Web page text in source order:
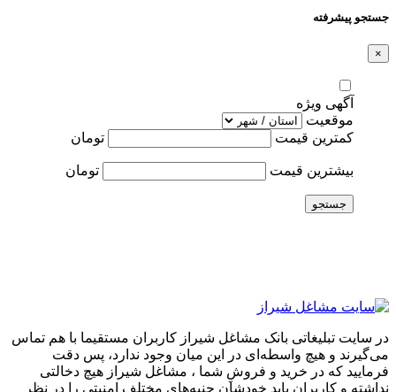
جستجو پیشرفته
×
آگهی ویژه
موقعیت
کمترین قیمت
تومان
بیشترین قیمت تومان
جستجو
در سایت تبلیغاتی بانک مشاغل شیراز کاربران مستقیما با هم تماس
می‌گیرند و هیچ واسطه‌ای در این میان وجود ندارد، پس دقت
فرمایید که در خرید و فروشِ شما ، مشاغل شیراز هیچ دخالتی
نداشته و کاربران باید خودشان جنبه‌های مختلف امنیتی را در نظر